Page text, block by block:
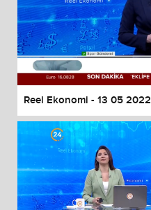
Reel Ekonomi - 13 05 2022